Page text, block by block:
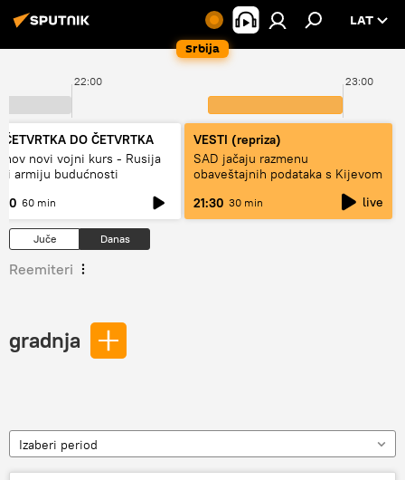
Srbija
LAT
22:00 23:00
ČETVRTKA DO ČETVRTKA
novi vojni kurs - Rusija
armiju budućnosti
60 min
VESTI (repriza)
SAD jačaju razmenu
obaveštajnih podataka s Kijevom
21:30 30 min live
Juče Danas
Reemiteri
gradnja
Izaberi period